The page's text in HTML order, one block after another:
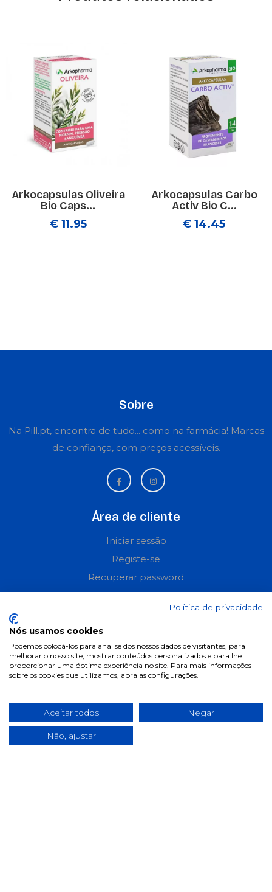
Arkocapsulas Oliveira
Bio Caps...
€ 11.95
Arkocapsulas Carbo
Activ Bio C...
€ 14.45
Sobre
Na Pill.pt, encontra de tudo... como na farmácia! Marcas
de confiança, com preços acessíveis.
Área de cliente
Iniciar sessão
Registe-se
Recuperar password
Perguntas frequentes
Informações
Termos & Condições
Política de privacidade
Condições de campanhas
Últimas notícias & Blog
Política de privacidade
Nós usamos cookies
Podemos colocá-los para análise dos nossos dados de visitantes, para
melhorar o nosso site, mostrar conteúdos personalizados e para lhe
proporcionar uma óptima experiência no site. Para mais informações
sobre os cookies que utilizamos, abra as configurações.
Aceitar todos Negar
Não, ajustar